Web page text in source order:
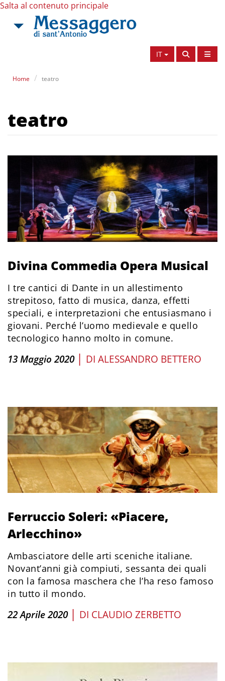
Salta al contenuto principale
IT
Home teatro
teatro
Divina Commedia Opera Musical
I tre cantici di Dante in un allestimento
strepitoso, fatto di musica, danza, effetti
speciali, e interpretazioni che entusiasmano i
giovani. Perché l’uomo medievale e quello
tecnologico hanno molto in comune.
13 Maggio 2020 | DI ALESSANDRO BETTERO
Ferruccio Soleri: «Piacere,
Arlecchino»
Ambasciatore delle arti sceniche italiane.
Novant’anni già compiuti, sessanta dei quali
con la famosa maschera che l’ha reso famoso
in tutto il mondo.
22 Aprile 2020 | DI CLAUDIO ZERBETTO